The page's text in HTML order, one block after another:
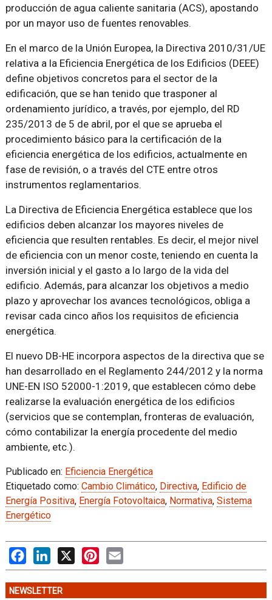
producción de agua caliente sanitaria (ACS), apostando
por un mayor uso de fuentes renovables.
En el marco de la Unión Europea, la Directiva 2010/31/UE
relativa a la Eficiencia Energética de los Edificios (DEEE)
define objetivos concretos para el sector de la
edificación, que se han tenido que trasponer al
ordenamiento jurídico, a través, por ejemplo, del RD
235/2013 de 5 de abril, por el que se aprueba el
procedimiento básico para la certificación de la
eficiencia energética de los edificios, actualmente en
fase de revisión, o a través del CTE entre otros
instrumentos reglamentarios.
La Directiva de Eficiencia Energética establece que los
edificios deben alcanzar los mayores niveles de
eficiencia que resulten rentables. Es decir, el mejor nivel
de eficiencia con un menor coste, teniendo en cuenta la
inversión inicial y el gasto a lo largo de la vida del
edificio. Además, para alcanzar los objetivos a medio
plazo y aprovechar los avances tecnológicos, obliga a
revisar cada cinco años los requisitos de eficiencia
energética.
El nuevo DB-HE incorpora aspectos de la directiva que se
han desarrollado en el Reglamento 244/2012 y la norma
UNE-EN ISO 52000-1:2019, que establecen cómo debe
realizarse la evaluación energética de los edificios
(servicios que se contemplan, fronteras de evaluación,
cómo contabilizar la energía procedente del medio
ambiente, etc.).
Publicado en: Eficiencia Energética
Etiquetado como: Cambio Climático, Directiva, Edificio de
Energía Positiva, Energía Fotovoltaica, Normativa, Sistema
Energético
FacebookLinkedIn Pinterest
NEWSLETTER